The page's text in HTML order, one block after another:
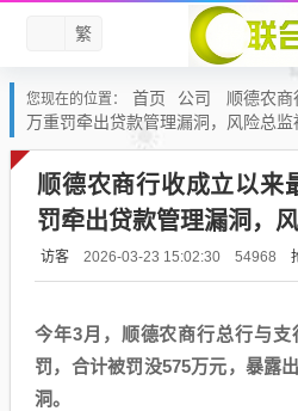
繁
您现在的位置： 首页 公司
顺德农
万重罚牵出贷款管理漏洞，风险总
顺德农商行收成立以来
罚牵出贷款管理漏洞，
访客 2026-03-23 15:02:30 54968
今年3月，顺德农商行总行与
罚，合计被罚没575万元，暴露
洞。